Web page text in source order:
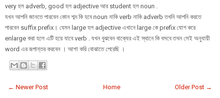
very হল adverb, good হল adjective আর student হল noun .
যখন আপনি জানতে পারবেন কোন শব্দ কি হবে noun নাকি verb নাকি adverb তখনি আপনি করতে
পারবেন suffix prefix। যেমন large হল adjective এখানে large কে prefix যোগ করে
enlarge করা হলে এটি হয়ে যাবে verb . যখন বুঝবেন বাক্যের এই স্থানে কি বসবে তখন সেই অনুযায়ী
word এর রূপান্তর করবেন । আশা করি বোঝাতে পেরেছি ।
← Newer Post Older Post →
Home